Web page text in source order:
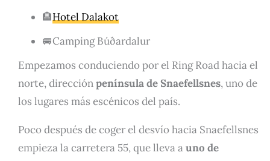
🏨Hotel Dalakot
🚐Camping Búðardalur
Empezamos conduciendo por el Ring Road hacia el
norte, direcciónpenínsula de Snaefellsnes, uno de
los lugares más escénicos del país.
Poco después de coger el desvío hacia Snaefellsnes
empieza la carretera 55, que lleva auno de